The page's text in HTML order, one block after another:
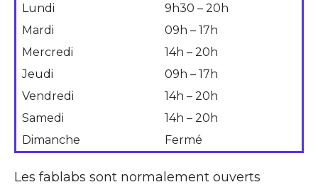
Lundi
9h30 – 20h
Mardi
09h – 17h
Mercredi
14h – 20h
Jeudi
09h – 17h
Vendredi
14h – 20h
Samedi
14h – 20h
Dimanche
Fermé
Les fablabs sont normalement ouverts